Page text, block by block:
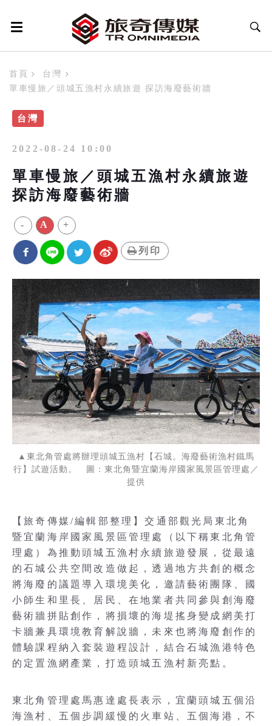
首頁
台灣
單車慢旅／頭城五漁村永續旅遊 探訪海廢藝術牆
台灣
2022-08-24 10:00
單車慢旅／頭城五漁村永續旅遊
探訪海廢藝術牆
- A +
列印
▲東北角管處將辦理頭城五漁村【石城。海廢藝術漁村鐵馬
行】試遊活動。 圖：東北角暨宜蘭海岸國家風景區管理處／
提供
【旅奇傳媒/編輯部整理】交通部觀光局東北角
暨宜蘭海岸國家風景區管理處（以下稱東北角管
理處）為推動頭城五漁村永續旅遊發展，從最遠
的石城公共空間改造做起，透過地方共創的概念
將海廢的議題導入環境美化，邀請藝術團隊、國
小師生和里長、居民、在地業者共同參與創海廢
藝術牆拼貼創作，將損壞的海堤搖身變成網美打
卡牆兼具環境教育解說牆，未來也將海廢創作的
體驗課程納入套裝遊程設計，結合石城漁港特色
的定置漁網產業，打造頭城五漁村新亮點。
東北角管理處馬惠達處長表示，宜蘭頭城五個沿
海漁村、五個步調緩慢的火車站、五個海港，不